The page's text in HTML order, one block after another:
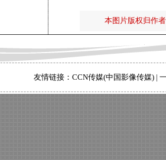
本图片版权归作
友情链接： CCN传媒(中国影像传媒) |